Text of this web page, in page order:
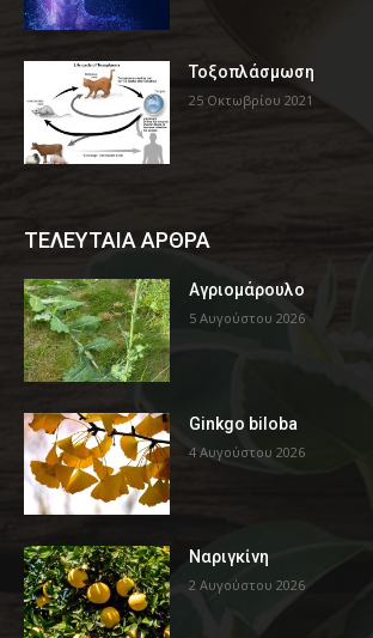
Τοξοπλάσμωση
25 Οκτωβρίου 2021
ΤΕΛΕΥΤΑΙΑ ΑΡΘΡΑ
Αγριομάρουλο
5 Αυγούστου 2026
Ginkgo biloba
4 Αυγούστου 2026
Ναριγκίνη
2 Αυγούστου 2026